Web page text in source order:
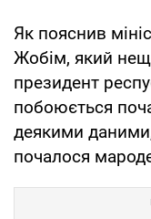
Як пояснив
Жобім, який
президент
побоюється
деякими
почалося